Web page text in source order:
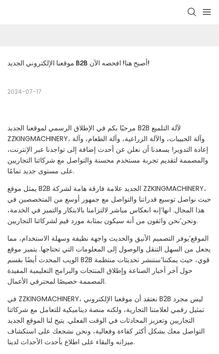
موقعنا الإلكتروني الجديد B2B أصبح هنا! افحصه الآن!
2024-07-17
مرحبًا بكم في الإطلاق الرسمي لموقعنا الجديد B2B لآلة التلميع
ZZKINGMACHINERY، وآلة الحبيبات، والآلة الزراعية، وآلة الطعام، وآلة
إعادة التدوير! يسعدنا أن نعلن عن أحدث إضافة إلى تواجدنا عبر الإنترنت،
والمصممة لتقديم تجربة مستخدم محسنة والتواصل مع شركائنا التجاريين
على مستوى جديد تمامًا.
يمثل موقع B2B الجديد علامة فارقة هامة لشركة ZZKINGMACHINERY،
حيث نواصل توسيع قدراتنا والتواصل مع جمهور أوسع من المتخصصين في
هذا المجال. انها’إنه انعكاس مباشر لالتزامنا بالابتكار والتميز في الخدمة،
ونحن’نحن واثقون من أنه سيكون بمثابة مورد قيم لشركائنا التجاريين.
الموقع’يوفر التصميم الأنيق والحديث واجهة نظيفة وسهلة الاستخدام، مما
يجعل من السهل التنقل والوصول إلى المعلومات التي تحتاجها. يتميز موقع
الويب المحدث أيضًا بقسم B2B قوي، حيث يمكننا’ستنشر تحديثات منتظمة
حول آخر أخبار الصناعة وإطلاق المنتجات والبرامج التعليمية المفيدة
المصممة خصيصًا لمحترفي الأعمال.
في ZZKINGMACHINERY، نعتقد أن موقعنا الإلكتروني B2B ليس مجرد
تمثيل رقمي لعلامتنا التجارية، ولكنه منصة ديناميكية للتعامل مع شركائنا
التجاريين وتعزيز المحادثات في الوقت الفعلي. يتيح لنا الموقع الجديد
التواصل معك بشكل أكثر كفاءة وفعالية، ونحن نشجعك على استكشاف
ميزاته والبقاء على اطلاع بأحدث الأحداث لدينا.